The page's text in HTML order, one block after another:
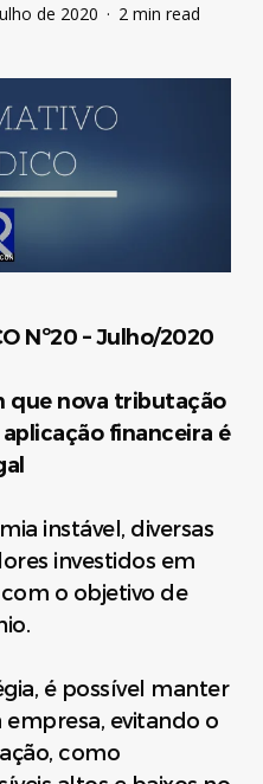
de 2020 2 min read
Nº20 – Julho/2020
que nova tributação
financeira é
instável, diversas
investidos em
o objetivo de
é possível manter
evitando o
como